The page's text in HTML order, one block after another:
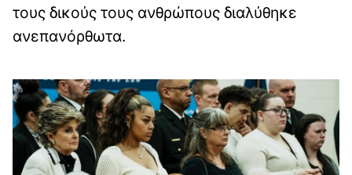
τους δικούς τους ανθρώπους διαλύθηκε
ανεπανόρθωτα.